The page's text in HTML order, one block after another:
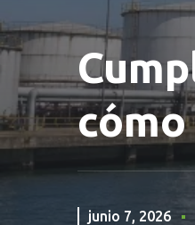
junio 7, 2026